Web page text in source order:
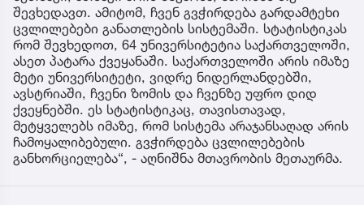
შევხედავთ. ამიტომ, ჩვენ გვჭირდება გარდამტეხი
ცვლილებები განათლების სისტემაში. სტატისტიკას
რომ შევხედოთ, 64 უნივერსიტეტია საქართველოში,
ასეთ პატარა ქვეყანაში. საქართველოში არის იმაზე
მეტი უნივერსიტეტი, ვიდრე ნიდერლანდებში,
ავსტრიაში, ჩვენი ზომის და ჩვენზე უფრო დიდ
ქვეყნებში. ეს სტატისტიკაც, თავისთავად,
მეტყველებს იმაზე, რომ სისტემა არაჯანსაღად არის
ჩამოყალიბებული. გვჭირდება ცვლილებების
განხორციელება“, - აღნიშნა მთავრობის მეთაურმა.